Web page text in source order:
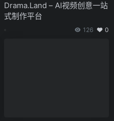
Drama.Land – AI视频创意一站
式制作平台
126 0